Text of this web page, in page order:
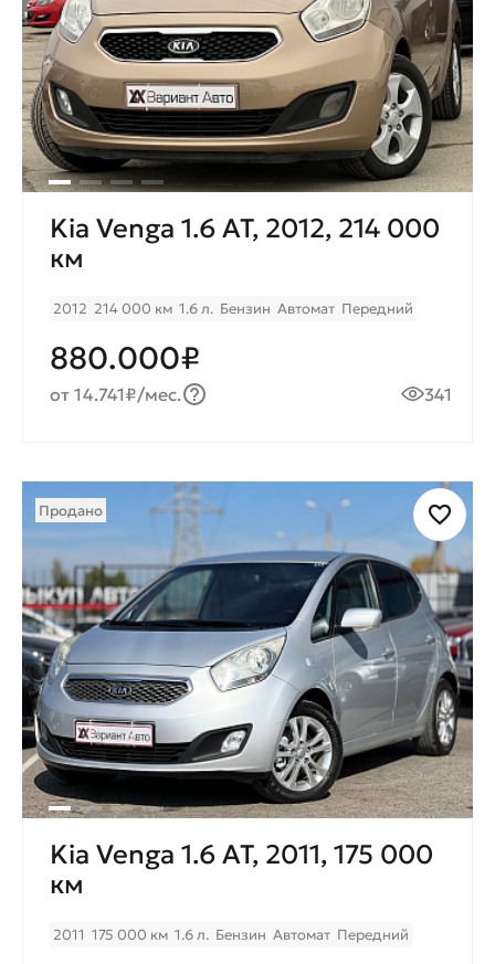
Kia Venga 1.6 AT, 2012, 214 000
км
2012 214 000 км 1.6 л. Бензин Автомат Передний
880.000₽
от 14.741₽/мес. 341
Продано
Kia Venga 1.6 AT, 2011, 175 000
км
2011 175 000 км 1.6 л. Бензин Автомат Передний